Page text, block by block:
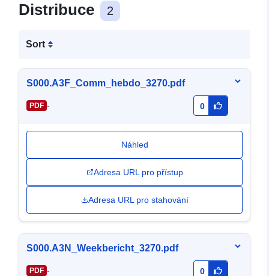
Distribuce 2
Sort
S000.A3F_Comm_hebdo_3270.pdf
PDF - 0
Náhled
Adresa URL pro přístup
Adresa URL pro stahování
S000.A3N_Weekbericht_3270.pdf
PDF - 0